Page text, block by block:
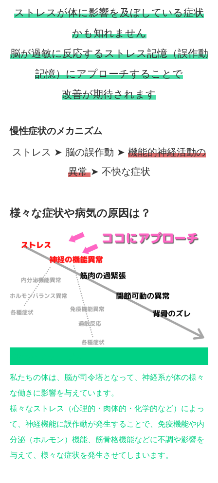
ストレスが体に影響を及ぼしている症状
かも知れません
脳が過敏に反応するストレス記憶（誤作動
記憶）にアプローチすることで
改善が期待されます
慢性症状のメカニズム
ストレス ➤ 脳の誤作動 ➤ 機能的神経活動の
異常➤ 不快な症状
様々な症状や病気の原因は？
私たちの体は、脳が司令塔となって、神経系が体の様々
な働きに影響を与えています。
様々なストレス（心理的・肉体的・化学的など）によっ
て、神経機能に誤作動が発生することで、免疫機能や内
分泌（ホルモン）機能、筋骨格機能などに不調や影響を
与えて、様々な症状を発生させてしまいます。